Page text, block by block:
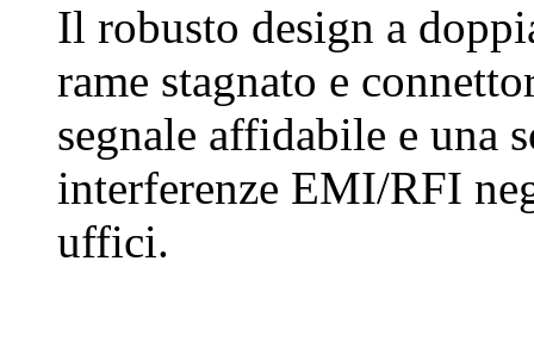
Il robusto design a
rame stagnato e
segnale affidabile e una
interferenze EMI/RFI
uffici.